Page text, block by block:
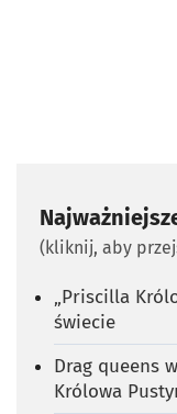
(kliknij, aby
„Priscilla
świecie
Drag queens
Królowa